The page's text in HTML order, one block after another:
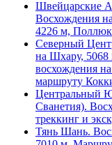
Швейцарские
Восхождения
4226 м,
Северный
на Шхару, 5068
восхождения
маршруту
Центральный
Сванетия).
треккинг и
Тянь Шань.